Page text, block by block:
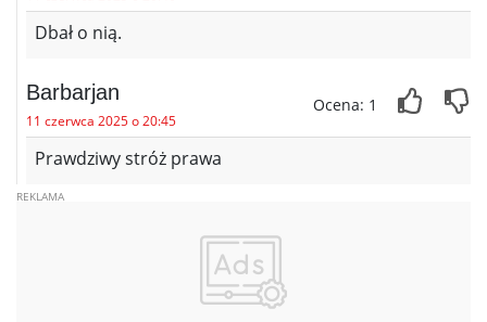
Dbał o nią.
Barbarjan
11 czerwca 2025 o 20:45
Ocena: 1
Prawdziwy stróż prawa